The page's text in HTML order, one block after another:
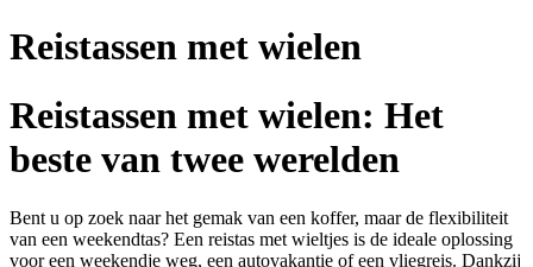
Reistassen met wielen
Reistassen met wielen: Het
beste van twee werelden
Bent u op zoek naar het gemak van een koffer, maar de flexibiliteit
van een weekendtas? Een reistas met wieltjes is de ideale oplossing
voor een weekendje weg, een autovakantie of een vliegreis. Dankzij